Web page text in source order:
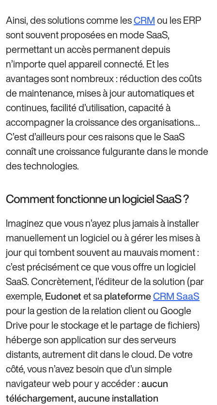
Ainsi, des solutions comme lesCRM ou les ERP
sont souvent proposées en mode SaaS,
permettant un accès permanent depuis
n’importe quel appareil connecté. Et les
avantages sont nombreux : réduction des coûts
de maintenance, mises à jour automatiques et
continues, facilité d’utilisation, capacité à
accompagner la croissance des organisations…
C’est d’ailleurs pour ces raisons que le SaaS
connaît une croissance fulgurante dans le monde
des technologies.
Comment fonctionne un logiciel SaaS ?
Imaginez que vous n’ayez plus jamais à installer
manuellement un logiciel ou à gérer les mises à
jour qui tombent souvent au mauvais moment :
c’est précisément ce que vous offre un logiciel
SaaS. Concrètement, l’éditeur de la solution (par
exemple, Eudonet et saplateformeCRM SaaS
pour la gestion de la relation client ou Google
Drive pour le stockage et le partage de fichiers)
héberge son application sur des serveurs
distants, autrement dit dans le cloud. De votre
côté, vous n’avez besoin que d’un simple
navigateur web pour y accéder : aucun
téléchargement, aucune installation